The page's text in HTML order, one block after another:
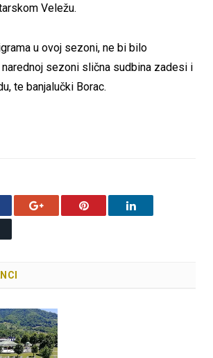
Veležu.
u ovoj sezoni, ne bi bilo
sezoni slična sudbina zadesi i
te banjalučki Borac.
Google+ Pinterest LinkedIn